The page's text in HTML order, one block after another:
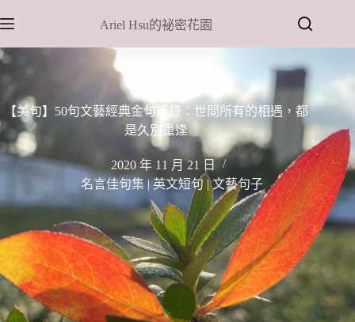
至
主
要
內
容
Ariel Hsu的祕密花園
【美句】50句文藝經典金句語錄：世間所有的相遇，都
是久別重逢
2020 年 11 月 21 日
名言佳句集 | 英文短句 | 文藝句子